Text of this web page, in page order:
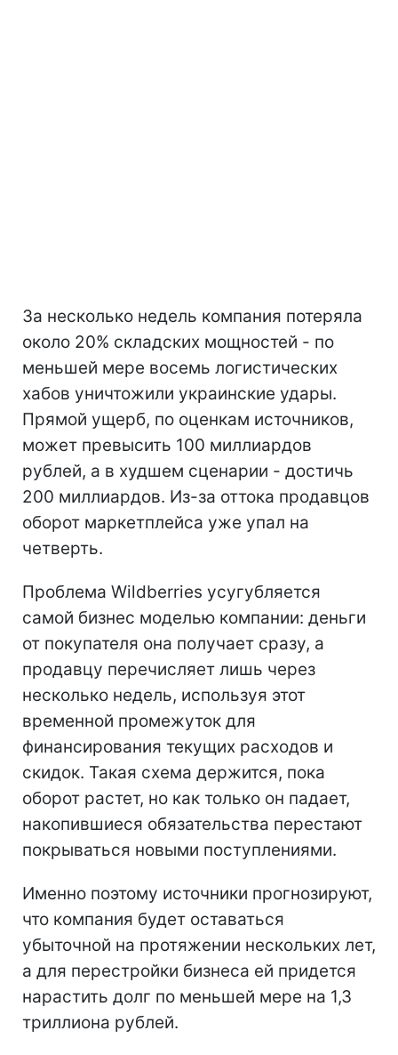
За несколько недель компания потеряла
около 20% складских мощностей - по
меньшей мере восемь логистических
хабов уничтожили украинские удары.
Прямой ущерб, по оценкам источников,
может превысить 100 миллиардов
рублей, а в худшем сценарии - достичь
200 миллиардов. Из-за оттока продавцов
оборот маркетплейса уже упал на
четверть.
Проблема Wildberries усугубляется
самой бизнес моделью компании: деньги
от покупателя она получает сразу, а
продавцу перечисляет лишь через
несколько недель, используя этот
временной промежуток для
финансирования текущих расходов и
скидок. Такая схема держится, пока
оборот растет, но как только он падает,
накопившиеся обязательства перестают
покрываться новыми поступлениями.
Именно поэтому источники прогнозируют,
что компания будет оставаться
убыточной на протяжении нескольких лет,
а для перестройки бизнеса ей придется
нарастить долг по меньшей мере на 1,3
триллиона рублей.